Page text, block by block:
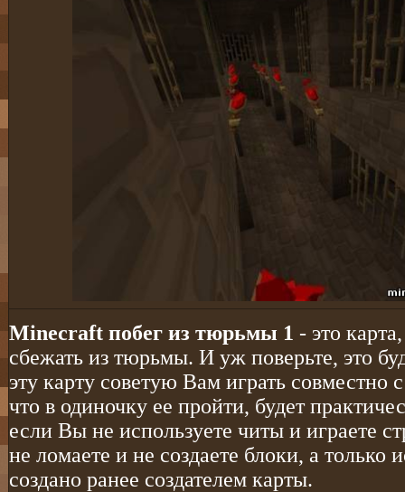
Minecraft побег из тюрьмы 1 - это
сбежать из тюрьмы. И уж поверьте, это
эту карту советую Вам играть
что в одиночку ее пройти, будет
если Вы не используете читы и играете
не ломаете и не создаете блоки, а только
создано ранее создателем карты.